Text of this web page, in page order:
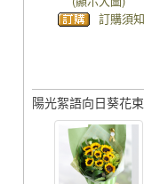
訂購須知
陽光絮語向日葵花束